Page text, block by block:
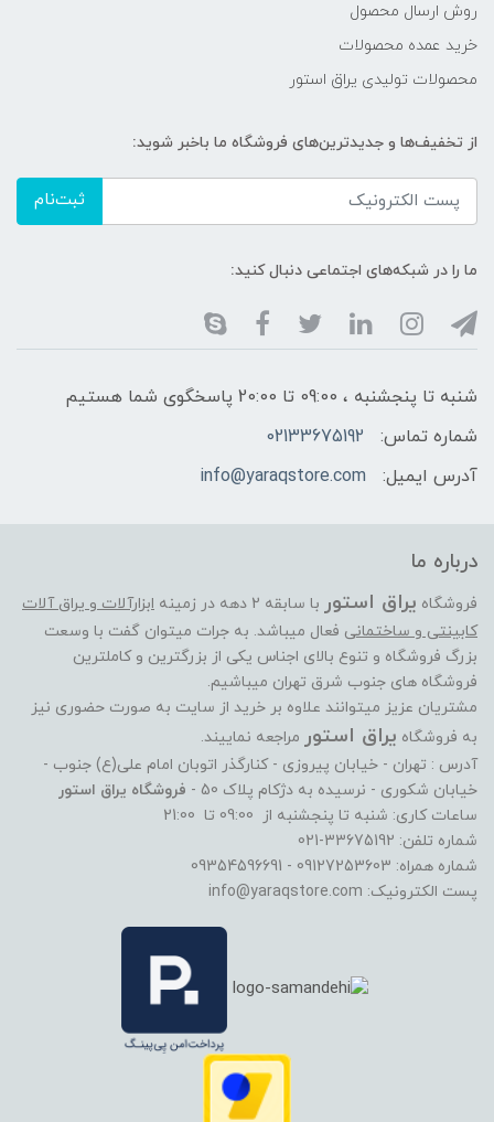
روش ارسال محصول
خرید عمده محصولات
محصولات تولیدی یراق استور
از تخفیف‌ها و جدیدترین‌های فروشگاه ما باخبر شوید:
ثبت‌نام
ما را در شبکه‌های اجتماعی دنبال کنید:
شنبه تا پنجشنبه ، 09:00 تا 20:00 پاسخگوی شما هستیم
شماره تماس:
02133675192
آدرس ایمیل:
info@yaraqstore.com
درباره ما
فروشگاه یراق استور با سابقه 2 دهه در زمینه
ابزارآلات و یراق آلات
کابینتی و ساختمانی فعال میباشد. به جرات میتوان گفت با وسعت
بزرگ فروشگاه و تنوع بالای اجناس یکی از بزرگترین و کاملترین
فروشگاه های جنوب شرق تهران میباشیم.
مشتریان عزیز میتوانند علاوه بر خرید از سایت به صورت حضوری نیز
به فروشگاه یراق استور مراجعه نماییند.
آدرس : تهران - خیابان پیروزی - کنارگذر اتوبان امام علی(ع) جنوب -
خیابان شکوری - نرسیده به دژکام پلاک 50 -
فروشگاه یراق استور
ساعات کاری: شنبه تا پنجشنبه از 09:00 تا 21:00
شماره تلفن: 33675192-021
شماره همراه: 09127253603 - 09354596691
پست الکترونیک: info@yaraqstore.com